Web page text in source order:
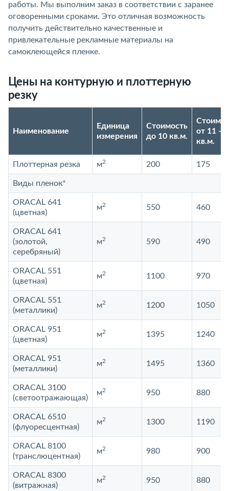
работы. Мы выполним заказ в соответствии с заранее
оговоренными сроками. Это отличная возможность
получить действительно качественные и
привлекательные рекламные материалы на
самоклеющейся пленке.
Цены на контурную и плоттерную
резку
Наименование
Единица
измерения
Стоимость
до 10 кв.м.
от 11 -
кв.м.
Плоттерная резка м2 200 175
Виды пленок*
ORACAL 641
(цветная)
м2 550 460
ORACAL 641
(золотой,
серебряный)
м2 590 490
ORACAL 551
(цветная)
м2 1100 970
ORACAL 551
(металлики)
м2 1200 1050
ORACAL 951
(цветная)
м2 1395 1240
ORACAL 951
(металлики)
м2 1495 1360
ORACAL 3100
(светоотражающая)
м2 950 880
ORACAL 6510
(флуоресцентная)
м2 1300 1190
ORACAL 8100
(транслюцентная)
м2 980 900
ORACAL 8300
(витражная)
м2 950 880